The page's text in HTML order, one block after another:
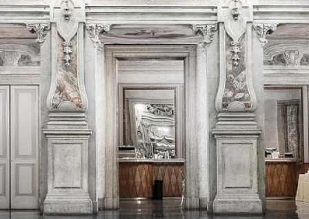
Tragedia e della Musica, tutti affrescati da Luigi
Campini. Da qui si accede alCaffè del Teatro
Grande- Berlucchi, un tempo la caffetteria del
Teatro, dove potersi deliziare con una colazione,
una merenda o un aperitivo in un ambiente avvolto
dall’arte.
Gli affreschi del ridotto e l’incantevole atmosfera
che contraddistingue la Sala del Teosa e la Saletta
Butterfly, ti regalerà un’esperienza unica ogni
sabato e domenica dalle 10 alle 20. In alcune date
speciali è poi possibile godere di un aperitivo a ritmo